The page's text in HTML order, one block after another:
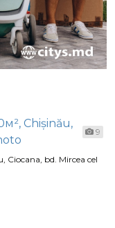
9
Ciocana, bd. Mircea cel